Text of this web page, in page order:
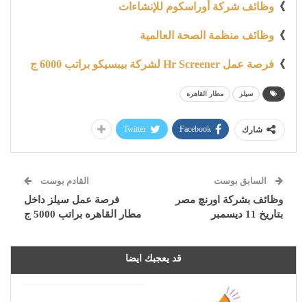
》 وظائف شركة أوراسكوم للإنشاءات
》 وظائف منظمة الصحة العالمية
》 فرصة عمل Hr Screener لشركة بيبسيكو براتب 6000 ج
سيلز مطار القاهره
شارك Facebook
Twitter
السابق بوست
وظائف بشركة اورنچ مصر
بتاريخ 11 ديسمبر
القادم بوست
فرصة عمل سيلز داخل
مطار القاهره براتب 5000 ج
قد يعجبك ايضا